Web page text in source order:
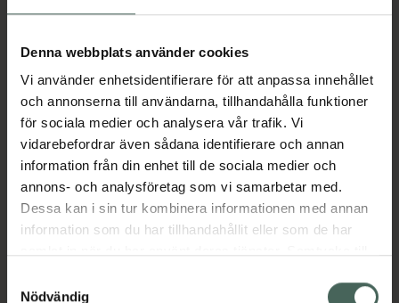
Denna webbplats använder cookies
Vi använder enhetsidentifierare för att anpassa innehållet
och annonserna till användarna, tillhandahålla funktioner
för sociala medier och analysera vår trafik. Vi
vidarebefordrar även sådana identifierare och annan
information från din enhet till de sociala medier och
annons- och analysföretag som vi samarbetar med.
Dessa kan i sin tur kombinera informationen med annan
information som du har tillhandahållit eller som de har
återkalla ditt samtycke via webbplatsens
Nödvändig